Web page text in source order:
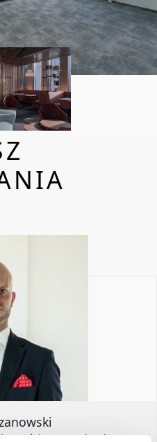
potrzeby najemcy
FIRMY W
NEGOCJACJACH
ROKU. DOSTARCZĘ
UKŁADU /
/ WYCENY /
Komercyjnych